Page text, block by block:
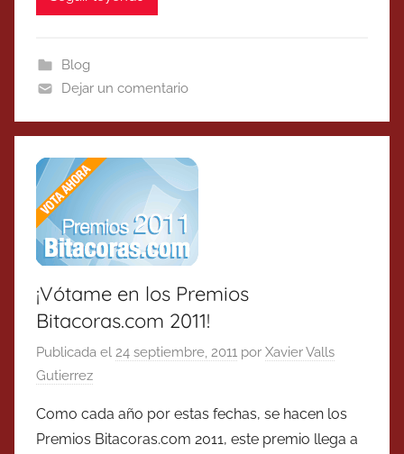
Blog
Dejar un comentario
¡Vótame en los Premios
Bitacoras.com 2011!
Publicada el 24 septiembre, 2011 por Xavier Valls
Gutierrez
Como cada año por estas fechas, se hacen los
Premios Bitacoras.com 2011, este premio llega a